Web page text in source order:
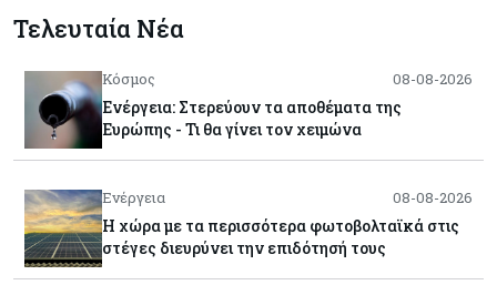
Τελευταία Νέα
Κόσμος 08-08-2026
Ενέργεια: Στερεύουν τα αποθέματα της
Ευρώπης - Τι θα γίνει τον χειμώνα
Ενέργεια 08-08-2026
Η χώρα με τα περισσότερα φωτοβολταϊκά στις
στέγες διευρύνει την επιδότησή τους